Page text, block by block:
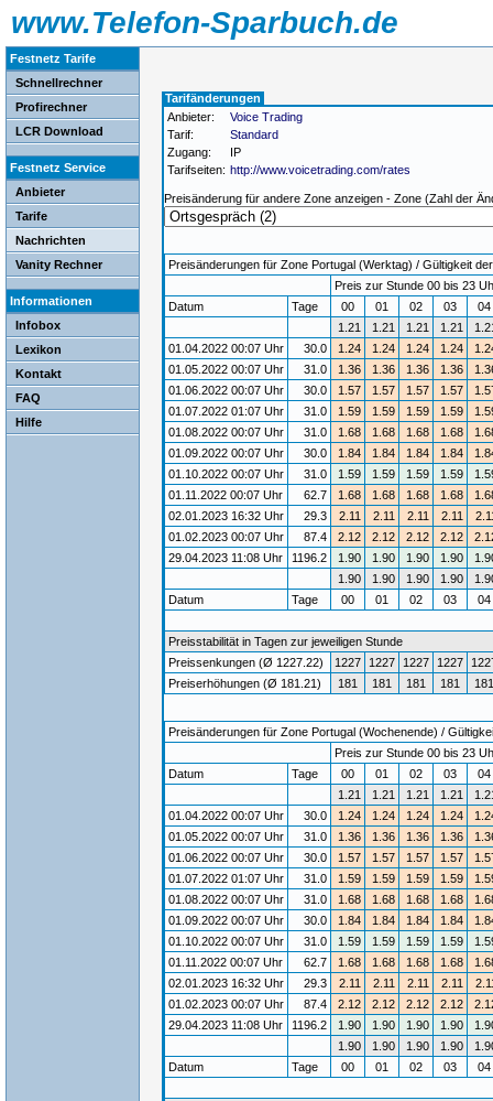
www.Telefon-Sparbuch.de
Festnetz Tarife
Schnellrechner
Profirechner
LCR Download
Festnetz Service
Anbieter
Tarife
Nachrichten
Vanity Rechner
Informationen
Infobox
Lexikon
Kontakt
FAQ
Hilfe
Tarifänderungen
Anbieter:
Voice Trading
Tarif:
Standard
Zugang:
IP
Tarifseiten: http://www.voicetrading.com/rates
Preisänderung für andere Zone anzeigen - Zone (Zahl der
Preisänderungen für Zone Portugal (Werktag) / Gültigkeit
Preis zur Stunde 00 bis 23
Datum
Tage 00 01 02 03
1.21
1.21 1.21 1.21
01.04.2022 00:07 Uhr
30.0 1.24 1.24 1.24 1.24
01.05.2022 00:07 Uhr
31.0 1.36 1.36 1.36 1.36
01.06.2022 00:07 Uhr
30.0 1.57 1.57 1.57 1.57
01.07.2022 01:07 Uhr
31.0 1.59 1.59 1.59 1.59
01.08.2022 00:07 Uhr
31.0 1.68 1.68 1.68 1.68
01.09.2022 00:07 Uhr
30.0 1.84 1.84 1.84 1.84
01.10.2022 00:07 Uhr
31.0 1.59 1.59 1.59 1.59
01.11.2022 00:07 Uhr
62.7 1.68 1.68 1.68 1.68
02.01.2023 16:32 Uhr
29.3 2.11 2.11 2.11 2.11
01.02.2023 00:07 Uhr
87.4 2.12 2.12 2.12 2.12
29.04.2023 11:08 Uhr
1196.2 1.90 1.90 1.90 1.90
1.90
1.90 1.90 1.90
Datum
Tage 00 01 02 03 04
Preisstabilität in Tagen zur jeweiligen Stunde
Preissenkungen (Ø 1227.22)
1227 1227 1227 1227
Preiserhöhungen (Ø 181.21)
181 181 181 181 181
Preisänderungen für Zone Portugal (Wochenende) /
Preis zur Stunde 00 bis 23
Datum
Tage 00 01 02 03
1.21
1.21 1.21 1.21
01.04.2022 00:07 Uhr
30.0 1.24 1.24 1.24 1.24
01.05.2022 00:07 Uhr
31.0 1.36 1.36 1.36 1.36
01.06.2022 00:07 Uhr
30.0 1.57 1.57 1.57 1.57
01.07.2022 01:07 Uhr
31.0 1.59 1.59 1.59 1.59
01.08.2022 00:07 Uhr
31.0 1.68 1.68 1.68 1.68
01.09.2022 00:07 Uhr
30.0 1.84 1.84 1.84 1.84
01.10.2022 00:07 Uhr
31.0 1.59 1.59 1.59 1.59
01.11.2022 00:07 Uhr
62.7 1.68 1.68 1.68 1.68
02.01.2023 16:32 Uhr
29.3 2.11 2.11 2.11 2.11
01.02.2023 00:07 Uhr
87.4 2.12 2.12 2.12 2.12
29.04.2023 11:08 Uhr
1196.2 1.90 1.90 1.90 1.90
1.90
1.90 1.90 1.90
Datum
Tage 00 01 02 03 04